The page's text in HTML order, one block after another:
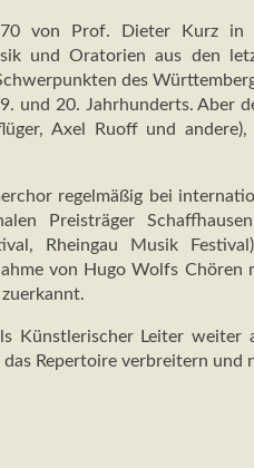
von Prof. Dieter Kurz
und Oratorien aus den
des
und 20. Jahrhunderts. Aber
Axel Ruoff und
regelmäßig bei
Preisträger
Rheingau Musik
von Hugo Wolfs
Künstlerischer Leiter
Repertoire verbreitern